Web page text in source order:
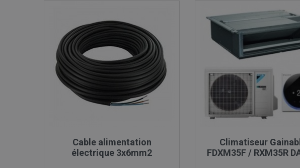
Cable alimentation
électrique 3x6mm2
Climatiseur
FDXM35F / RXM35R